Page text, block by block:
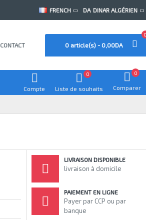
FRENCH DA DINAR ALGÉRIEN
CONTACT 0 article(s) - 0,00DA
Compte Liste de souhaits
0
Comparer
0
LIVRAISON DISPONIBLE
livraison à domicile
PAIEMENT EN LIGNE
Payer par CCP ou par
banque